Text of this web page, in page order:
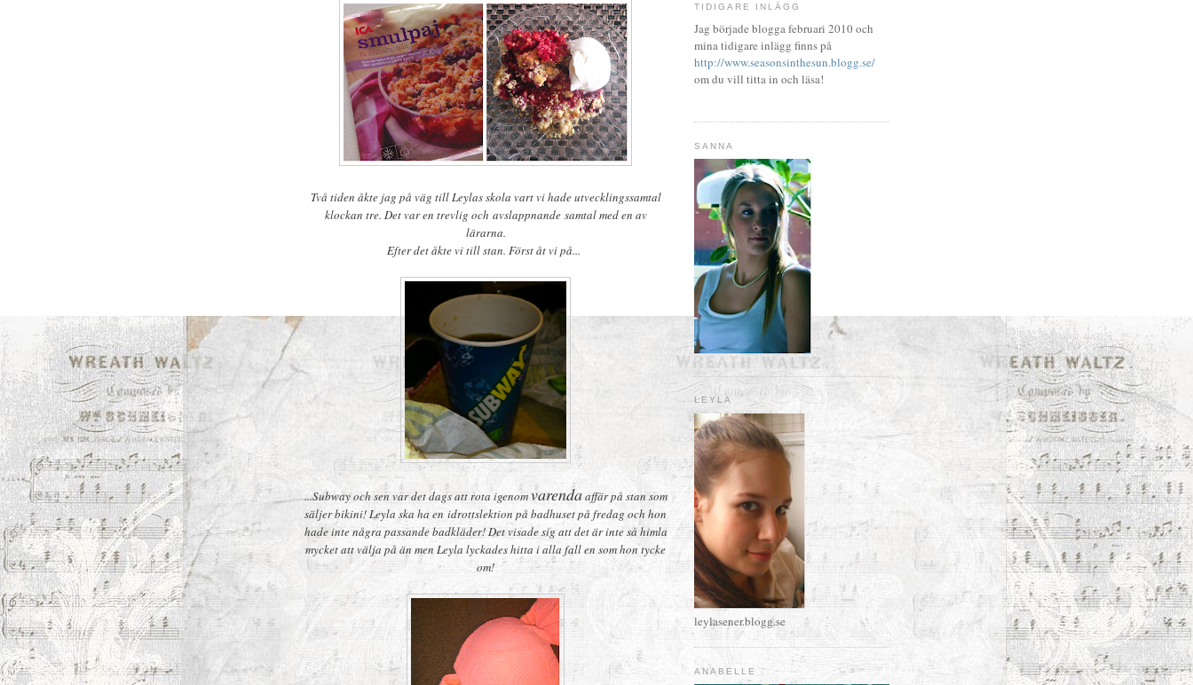
Två tiden åkte jag på väg till Leylas skola vart vi hade utvecklingssamtal
klockan tre. Det var en trevlig och avslappnande samtal med en av
lärarna.
Efter det åkte vi till stan. Först åt vi på...
...Subway och sen var det dags att rota igenomvarendaaffär på stan som
säljer bikini! Leyla ska ha en idrottslektion på badhuset på fredag och hon
hade inte några passande badkläder! Det visade sig att det är inte så himla
mycket att välja på än men Leyla lyckades hitta i alla fall en som hon tycke
om!
TIDIGARE INLÄGG
Jag började blogga februari 2010 och
mina tidigare inlägg finns på
http://www.seasonsinthesun.blogg.se/
om du vill titta in och läsa!
SANNA
LEYLA
leylasener.blogg.se
ANABELLE